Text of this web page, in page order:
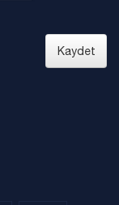
Kaydet